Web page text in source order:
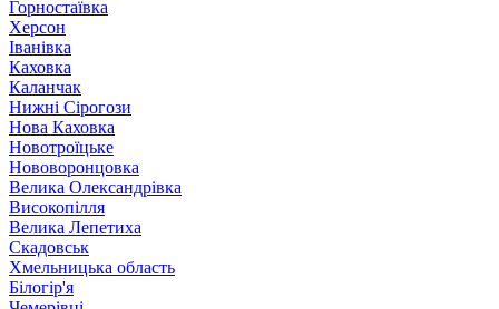
Горностаївка
Херсон
Іванівка
Каховка
Каланчак
Нижні Сірогози
Нова Каховка
Новотроїцьке
Нововоронцовка
Велика Олександрівка
Високопілля
Велика Лепетиха
Скадовськ
Хмельницька область
Білогір'я